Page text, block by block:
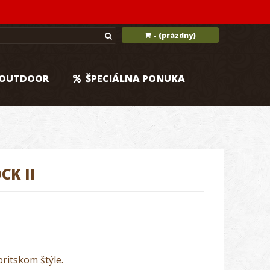
- (prázdny)
ŠPECIÁLNA PONUKA
II
štýle.